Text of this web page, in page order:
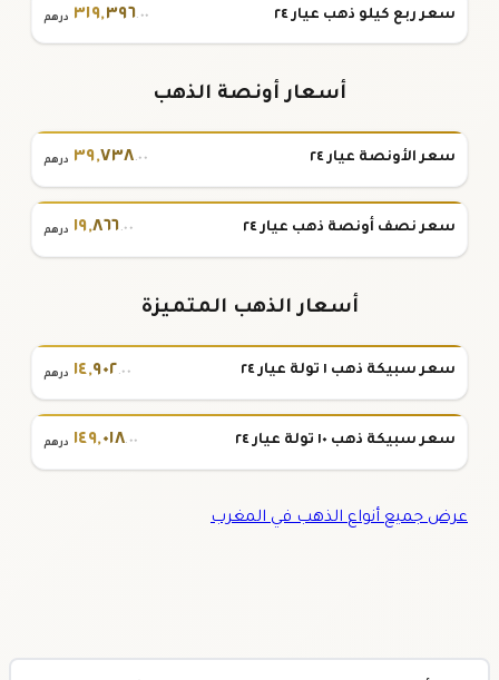
سعر ربع كيلو ذهب عيار ٢٤ ٣١٩,٣٩٦.٠٠ درهم
أسعار أونصة الذهب
سعر الأونصة عيار ٢٤ ٣٩,٧٣٨.٠٠ درهم
سعر نصف أونصة ذهب عيار ٢٤ ١٩,٨٦٦.٠٠ درهم
أسعار الذهب المتميزة
سعر سبيكة ذهب ١ تولة عيار ٢٤ ١٤,٩٠٢.٠٠ درهم
سعر سبيكة ذهب ١٠ تولة عيار ٢٤ ١٤٩,٠١٨.٠٠ درهم
عرض جميع أنواع الذهب في المغرب